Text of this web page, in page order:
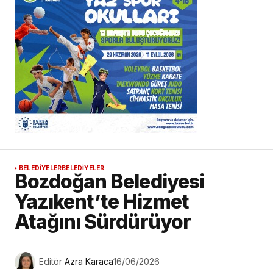
BELEDİYELERBELEDİYELER
Bozdoğan Belediyesi
Yazıkent’te Hizmet
Atağını Sürdürüyor
Editör Azra Karaca16/06/2026